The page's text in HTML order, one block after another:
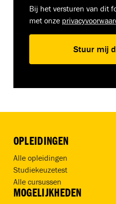
Bij het versturen van dit
met onze
Stuur mij
OPLEIDINGEN
Alle opleidingen
Studiekeuzetest
Alle cursussen
MOGELIJKHEDEN